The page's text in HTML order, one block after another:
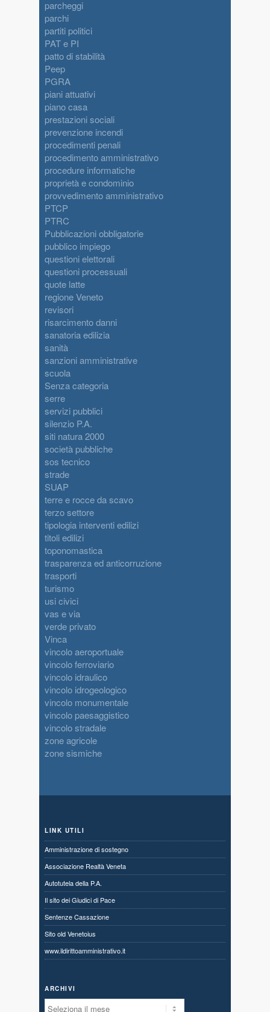
parcheggi
parchi
partiti politici
PAT e PI
patto di stabilità
Peep
PGRA
piani attuativi
piano casa
prestazioni sociali
prevenzione incendi
procedimenti penali
procedimento amministrativo
procedure informatiche
proprietà e condominio
provvedimento amministrativo
PTCP
PTRC
Pubblicazioni obbligatorie
pubblico impiego
questioni elettorali
questioni processuali
quote latte
regione Veneto
revisori
risarcimento danni
sanatoria edilizia
sanità
sanzioni amministrative
scuola
Senza categoria
serre
servizi pubblici
silenzio P.A.
siti natura 2000
società pubbliche
sos tecnico
strade
SUAP
terre e rocce da scavo
terzo settore
tipologia interventi edilizi
titoli edilizi
toponomastica
trasparenza ed anticorruzione
trasporti
turismo
usi civici
vas e via
verde privato
Vinca
vincolo aeroportuale
vincolo ferroviario
vincolo idraulico
vincolo idrogeologico
vincolo monumentale
vincolo paesaggistico
vincolo stradale
zone agricole
zone sismiche
LINK UTILI
Amministrazione di sostegno
Associazione Realtà Veneta
Autotutela della P.A.
Il sito dei Giudici di Pace
Sentenze Cassazione
Sito old Venetoius
www.ildirittoamministrativo.it
ARCHIVI
Archivi